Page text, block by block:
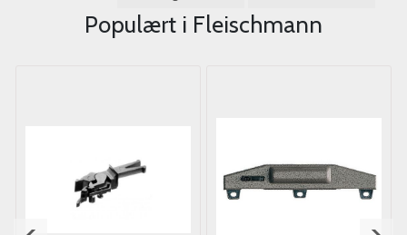
Populært i Fleischmann